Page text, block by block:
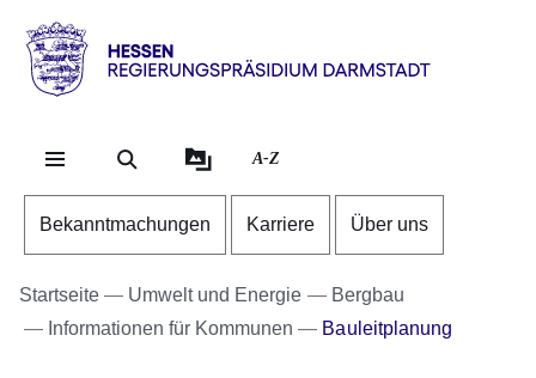
Direkt zum Kopf der
Direkt zum Inhalt
Direkt zum Fuß der
Hessen
RP
Darmstadt
A-Z
Bekanntmachungen Karriere Über uns
Startseite Umwelt und Energie
Bergbau
Informationen für Kommunen
Bauleitplanung